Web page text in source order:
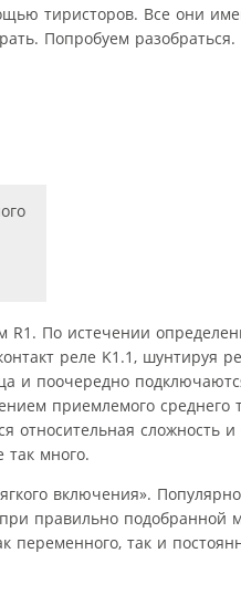
тиристоров. Все они
Попробуем разобраться.
R1. По истечении
реле K1.1, шунтируя
и поочередно
приемлемого среднего
относительная сложность
так много.
включения».
правильно подобранной
так и